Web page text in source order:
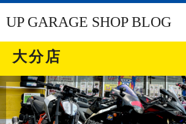
UP GARAGE SHOP BLOG
大分店